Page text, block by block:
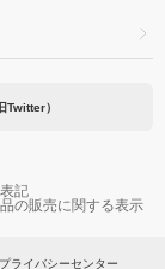
Twitter）
記
の販売に関する表示
ライバシーセンター